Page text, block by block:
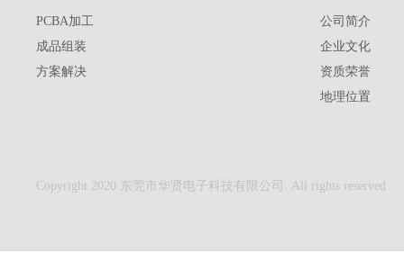
PCBA加工
成品组装
方案解决
公司简介
企业文化
资质荣誉
地理位置
Copyright 2020 东莞市华贤电子科技有限公司. All rights reserved